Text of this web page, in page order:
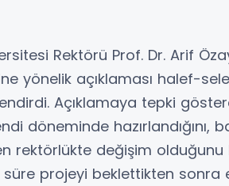
Rektörü Prof. Dr. Arif
yönelik açıklaması halef-
Açıklamaya tepki
döneminde hazırlandığını,
rektörlükte değişim
süre projeyi beklettikten sonra